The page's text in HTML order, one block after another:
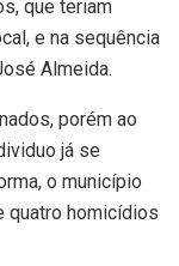
que teriam
e na sequência
Almeida.
porém ao
já se
o município
quatro homicídios